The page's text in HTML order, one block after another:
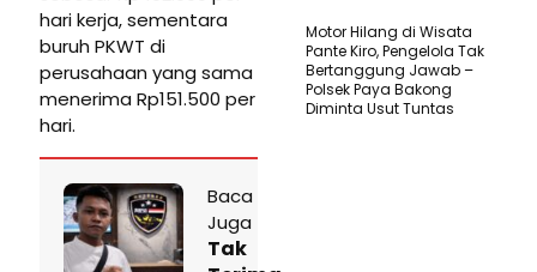
hari kerja, sementara
buruh PKWT di
perusahaan yang sama
menerima Rp151.500 per
hari.
Baca
Juga
Tak
Motor Hilang di Wisata
Pante Kiro, Pengelola Tak
Bertanggung Jawab –
Polsek Paya Bakong
Diminta Usut Tuntas